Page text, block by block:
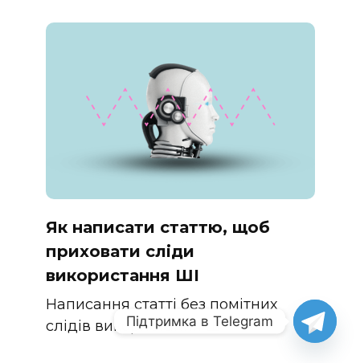
Як написати статтю, щоб
приховати сліди
використання ШІ
Написання статті без помітних
слідів використання ШІ
Підтримка в Telegram